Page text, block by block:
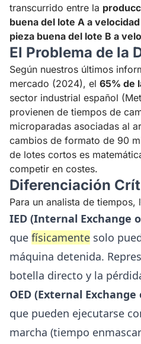
transcurrido entre la
buena del lote A a
pieza buena del lote B a
El Problema de la
Según nuestros últimos
mercado (2024), el 65% de
sector industrial español
provienen de tiempos de
microparadas asociadas al
cambios de formato de 90
de lotes cortos es
competir en costes.
Diferenciación
Para un analista de
IED (Internal Exchange
que físicamente solo
máquina detenida.
botella directo y la
OED (External Exchange
que pueden ejecutarse
marcha (tiempo